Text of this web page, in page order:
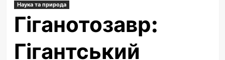
Наука та природа
Гіганотозавр:
Гігантський